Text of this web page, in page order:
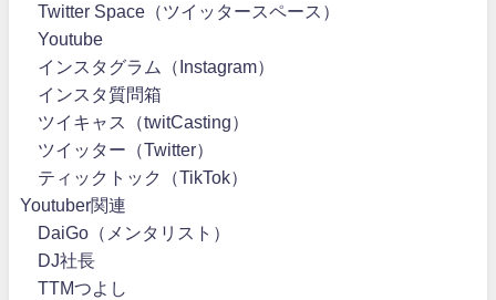
Twitter Space（ツイッタースペース）
Youtube
インスタグラム（Instagram）
インスタ質問箱
ツイキャス（twitCasting）
ツイッター（Twitter）
ティックトック（TikTok）
Youtuber関連
DaiGo（メンタリスト）
DJ社長
TTMつよし